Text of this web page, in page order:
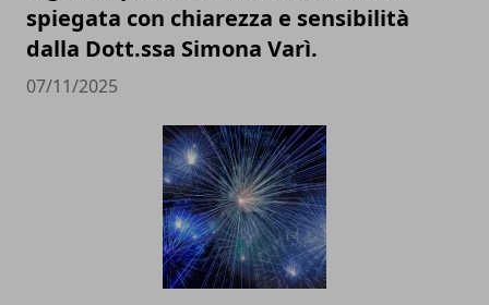
spiegata con chiarezza e sensibilità
dalla Dott.ssa Simona Varì.
07/11/2025